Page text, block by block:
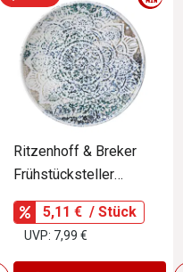
Ritzenhoff & Breker
Frühstücksteller
LUIGI
5,11 € / Stück
UVP: 7,99 €